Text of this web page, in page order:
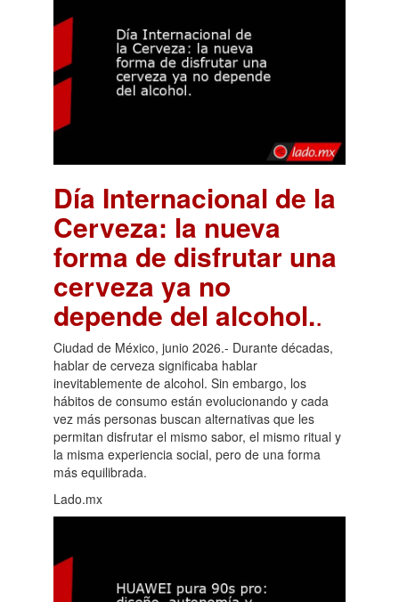
Día Internacional de la
Cerveza: la nueva
forma de disfrutar una
cerveza ya no
depende del alcohol..
Ciudad de México, junio 2026.- Durante décadas,
hablar de cerveza significaba hablar
inevitablemente de alcohol. Sin embargo, los
hábitos de consumo están evolucionando y cada
vez más personas buscan alternativas que les
permitan disfrutar el mismo sabor, el mismo ritual y
la misma experiencia social, pero de una forma
más equilibrada.
Lado.mx